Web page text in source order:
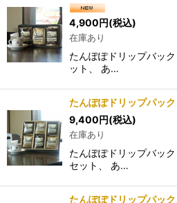
4,900円(税込)
在庫あり
たんぽぽドリップバッ
ット、 あ…
たんぽぽドリップパッ
9,400円(税込)
在庫あり
たんぽぽドリップバッ
セット、 あ…
たんぽぽドリップパッ